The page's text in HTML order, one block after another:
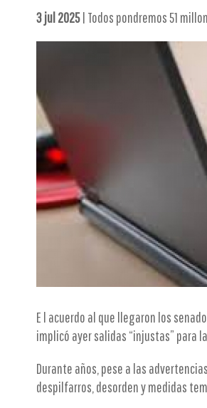
3 jul 2025| Todos pondremos 51
E l acuerdo al que llegaron los
implicó ayer salidas “injustas” para
Durante años, pese a las
despilfarros, desorden y medidas